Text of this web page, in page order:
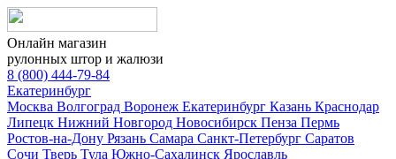
Онлайн магазин
рулонных штор и жалюзи
8 (800) 444-79-84
Екатеринбург
Москва Волгоград Воронеж Екатеринбург Казань Краснодар
Липецк Нижний Новгород Новосибирск Пенза Пермь
Ростов-на-Дону Рязань Самара Санкт-Петербург Саратов
Сочи Тверь Тула Южно-Сахалинск Ярославль